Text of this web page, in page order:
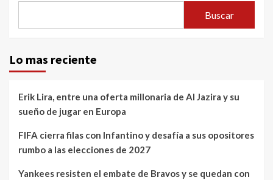
Buscar
Lo mas reciente
Erik Lira, entre una oferta millonaria de Al Jazira y su
sueño de jugar en Europa
FIFA cierra filas con Infantino y desafía a sus opositores
rumbo a las elecciones de 2027
Yankees resisten el embate de Bravos y se quedan con